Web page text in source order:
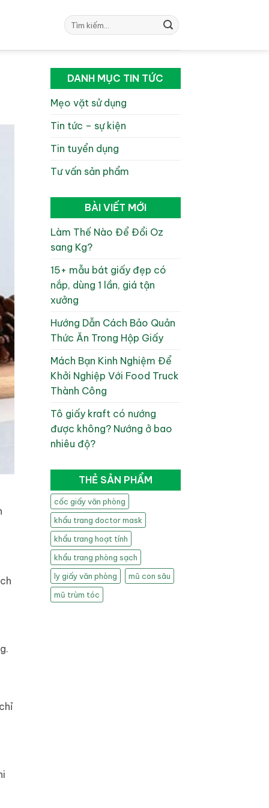
Tìm
kiếm:
chỉ
DANH MỤC TIN TỨC
Mẹo vặt sử dụng
Tin tức – sự kiện
Tin tuyển dụng
Tư vấn sản phẩm
BÀI VIẾT MỚI
Làm Thế Nào Để Đổi Oz
sang Kg?
15+ mẫu bát giấy đẹp có
nắp, dùng 1 lần, giá tận
xưởng
Hướng Dẫn Cách Bảo Quản
Thức Ăn Trong Hộp Giấy
Mách Bạn Kinh Nghiệm Để
Khởi Nghiệp Với Food Truck
Thành Công
Tô giấy kraft có nướng
được không? Nướng ở bao
nhiêu độ?
THẺ SẢN PHẨM
cốc giấy văn phòng
khẩu trang doctor mask
khẩu trang hoạt tính
khẩu trang phòng sạch
ly giấy văn phòng
mũ con sâu
mũ trùm tóc